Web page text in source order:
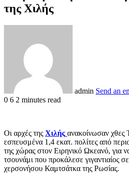
της Χιλής
admin Send an
0 6 2 minutes read
Οι αρχές της Χιλής ανακοίνωσαν χθες
εσπευσμένα 1,4 εκατ. πολίτες από
της χώρας στον Ειρηνικό Ωκεανό, για
τσουνάμι που προκάλεσε γιγαντιαίος
χερσονήσου Καμτσάτκα της Ρωσίας.